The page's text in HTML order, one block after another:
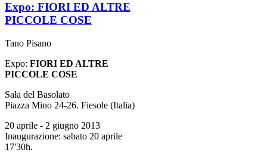
Expo: FIORI ED ALTRE
PICCOLE COSE
Tano Pisano
Expo: FIORI ED ALTRE
PICCOLE COSE
Sala del Basolato
Piazza Mino 24-26. Fiesole (Italia)
20 aprile - 2 giugno 2013
Inaugurazione: sabato 20 aprile
17'30h.